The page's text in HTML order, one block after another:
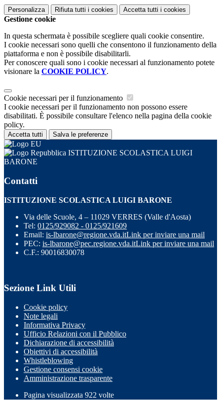
Personalizza Rifiuta tutti i cookies Accetta tutti i cookies
Gestione cookie
In questa schermata è possibile scegliere quali cookie consentire.
I cookie necessari sono quelli che consentono il funzionamento della
piattaforma e non è possibile disabilitarli.
Per conoscere quali sono i cookie necessari al funzionamento potete
visionare la COOKIE POLICY.
Cookie necessari per il funzionamento
I cookie necessari per il funzionamento non possono essere
disabilitati. È possibile consultare l'elenco nella pagina della cookie
policy.
Accetta tutti Salva le preferenze
ISTITUZIONE SCOLASTICA LUIGI
BARONE
Contatti
ISTITUZIONE SCOLASTICA LUIGI BARONE
Via delle Scuole, 4 – 11029 VERRES (Valle d'Aosta)
Tel: 0125/929082 - 0125/921609
Email: is-lbarone@regione.vda.itLink per inviare una mail
PEC: is-lbarone@pec.regione.vda.itLink per inviare una mail
C.F.: 90016830078
Sezione Link Utili
Cookie policy
Note legali
Informativa Privacy
Ufficio Relazioni con il Pubblico
Dichiarazione di accessibilità
Obiettivi di accessibilità
Whistleblowing
Gestione consensi cookie
Amministrazione trasparente
Pagina visualizzata 922 volte